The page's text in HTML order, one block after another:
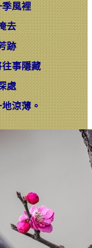
風裡
去
跡
事隱藏
處
涼薄。